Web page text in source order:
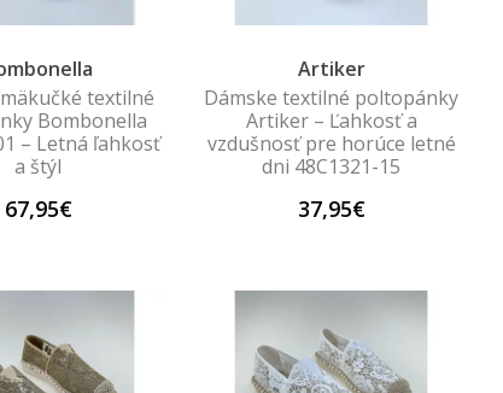
textilné
Bombonella
– Letná ľahkosť
a štýl
67,95€
Artiker
Dámske textilné poltopánky
Artiker – Ľahkosť a
vzdušnosť pre horúce letné
dni 48C1321-15
37,95€